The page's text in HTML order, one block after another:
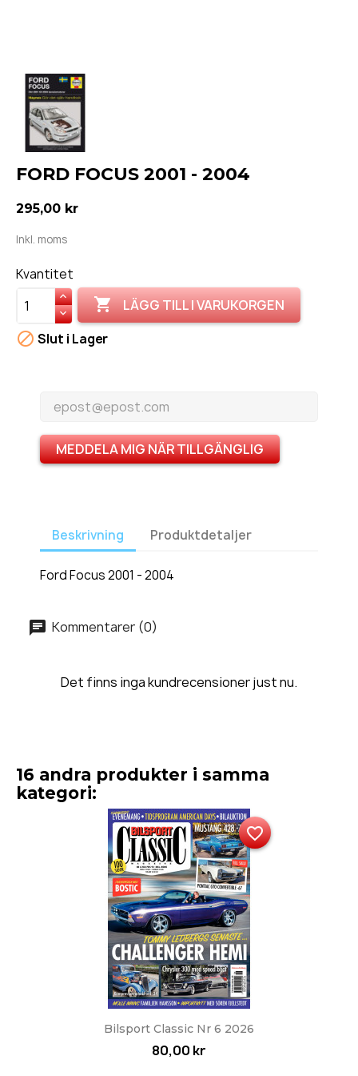
FORD FOCUS 2001 - 2004
295,00 kr
Inkl. moms
Kvantitet
 LÄGG TILL I VARUKORGEN
 Slut i Lager
MEDDELA MIG NÄR TILLGÄNGLIG
Beskrivning Produktdetaljer
Ford Focus 2001 - 2004
Kommentarer (0)
Det finns inga kundrecensioner just nu.
16 andra produkter i samma
kategori:
Bilsport Classic Nr 6 2026
80,00 kr
favorite_border